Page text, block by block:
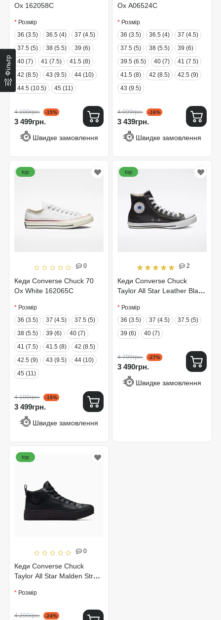
Фільтр
Ox 162058C
Розмір
36 (3.5)
36.5 (4)
37 (4.5)
37.5 (5)
38 (5.5)
39 (6)
40 (7)
41 (7.5)
41.5 (8)
42 (8.5)
43 (9.5)
44 (10)
44.5 (10.5)
45 (11)
4 100грн. -15%
3 499грн.
Швидке замовлення
Ox A06524C
Розмір
36 (3.5)
36.5 (4)
37 (4.5)
37.5 (5)
38 (5.5)
39 (6)
39.5 (6.5)
40 (7)
41 (7.5)
41.5 (8)
42 (8.5)
42.5 (9)
43 (9.5)
4 099грн. -16%
3 439грн.
Швидке замовлення
0
Кеди Converse Chuck 70
Ox White 162065C
top
Розмір
36 (3.5)
37 (4.5)
37.5 (5)
38 (5.5)
39 (6)
40 (7)
41 (7.5)
41.5 (8)
42 (8.5)
42.5 (9)
43 (9.5)
44 (10)
45 (11)
4 100грн. -15%
3 499грн.
Швидке замовлення
2
Кеди Converse Chuck
Taylor All Star Leather Black
top
Розмір
36 (3.5)
37 (4.5)
37.5 (5)
39 (6)
40 (7)
4 799грн. -27%
3 490грн.
Швидке замовлення
0
Кеди Converse Chuck
Taylor All Star Malden Street
top
Розмір
4 299грн. -24%